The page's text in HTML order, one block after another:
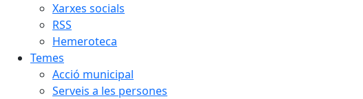
Xarxes socials
RSS
Hemeroteca
Temes
Acció municipal
Serveis a les persones